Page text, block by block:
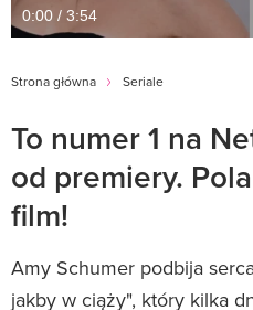
0:00 / 3:54
Strona główna Seriale
To numer 1 na
od premiery.
film!
Amy Schumer podbija
jakby w ciąży", który kilka